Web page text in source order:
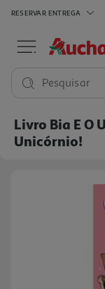
RESERVAR ENTREGA
Pesquisar
Livro Bia E O
Unicórnio!